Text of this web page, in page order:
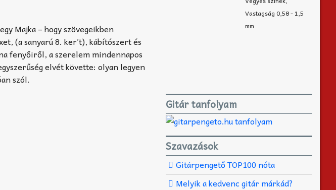
Majka – hogy szövegeikben
(a sanyarú 8. ker’t), kábítószert és
fenyőiről, a szerelem mindennapos
elvét követte: olyan legyen
szól.
Vastagság 0,58 - 1,5
mm
Gitár tanfolyam
Szavazások
Gitárpengető TOP100 nóta
Melyik a kedvenc gitár márkád?